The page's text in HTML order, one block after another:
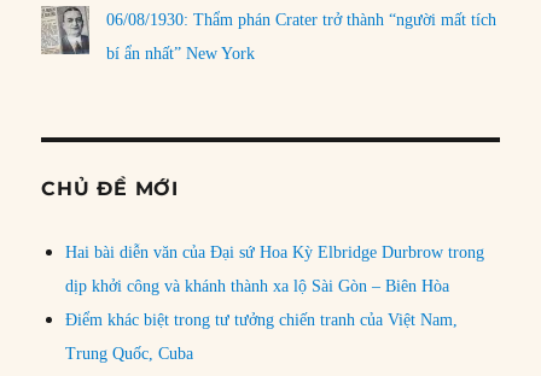
06/08/1930: Thẩm phán Crater trở thành “người mất tích
bí ẩn nhất” New York
CHỦ ĐỀ MỚI
Hai bài diễn văn của Đại sứ Hoa Kỳ Elbridge Durbrow trong
dịp khởi công và khánh thành xa lộ Sài Gòn – Biên Hòa
Điểm khác biệt trong tư tưởng chiến tranh của Việt Nam,
Trung Quốc, Cuba